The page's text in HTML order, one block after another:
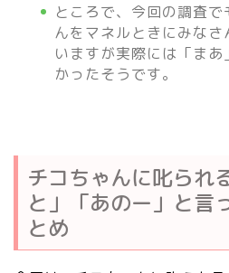
ところで、今回の調査
んをマネルときにみな
いますが実際には「ま
かったそうです。
チコちゃんに叱られ
と」「あのー」と
とめ